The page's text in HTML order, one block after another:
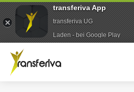
transferiva App
transferiva UG
Laden - bei Google Play